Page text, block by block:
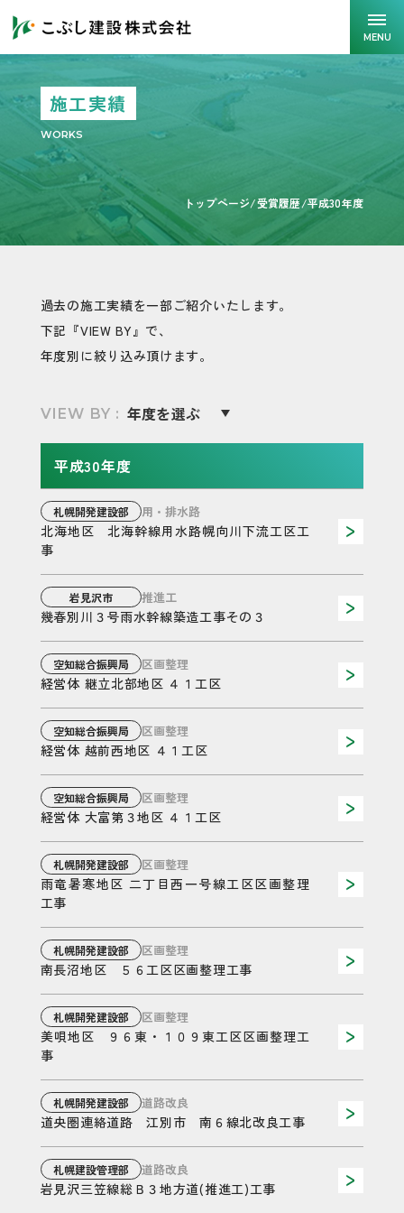
MENU
施工実績
WORKS
トップページ/受賞履歴/平成30年度
過去の施工実績を一部ご紹介いたします。
下記『VIEW BY』で、
年度別に絞り込み頂けます。
VIEW BY :
平成30年度
札幌開発建設部 用・排水路
北海地区 北海幹線用水路幌向川下流工区工
事
岩見沢市 推進工
幾春別川３号雨水幹線築造工事その３
空知総合振興局 区画整理
経営体 継立北部地区 ４１工区
空知総合振興局 区画整理
経営体 越前西地区 ４１工区
空知総合振興局 区画整理
経営体 大富第３地区 ４１工区
札幌開発建設部 区画整理
雨竜暑寒地区 二丁目西一号線工区区画整理
工事
札幌開発建設部 区画整理
南長沼地区 ５６工区区画整理工事
札幌開発建設部 区画整理
美唄地区 ９６東・１０９東工区区画整理工
事
札幌開発建設部 道路改良
道央圏連絡道路 江別市 南６線北改良工事
札幌建設管理部 道路改良
岩見沢三笠線総Ｂ３地方道(推進工)工事